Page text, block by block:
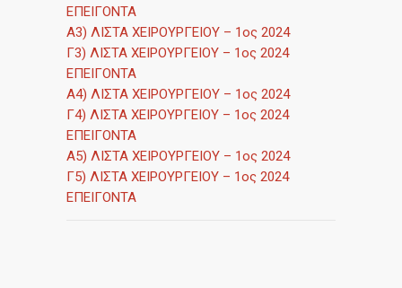
ΕΠΕΙΓΟΝΤΑ
A3) ΛΙΣΤΑ ΧΕΙΡΟΥΡΓΕΙΟΥ – 1ος 2024
Γ3) ΛΙΣΤΑ ΧΕΙΡΟΥΡΓΕΙΟΥ – 1ος 2024
ΕΠΕΙΓΟΝΤΑ
A4) ΛΙΣΤΑ ΧΕΙΡΟΥΡΓΕΙΟΥ – 1ος 2024
Γ4) ΛΙΣΤΑ ΧΕΙΡΟΥΡΓΕΙΟΥ – 1ος 2024
ΕΠΕΙΓΟΝΤΑ
A5) ΛΙΣΤΑ ΧΕΙΡΟΥΡΓΕΙΟΥ – 1ος 2024
Γ5) ΛΙΣΤΑ ΧΕΙΡΟΥΡΓΕΙΟΥ – 1ος 2024
ΕΠΕΙΓΟΝΤΑ